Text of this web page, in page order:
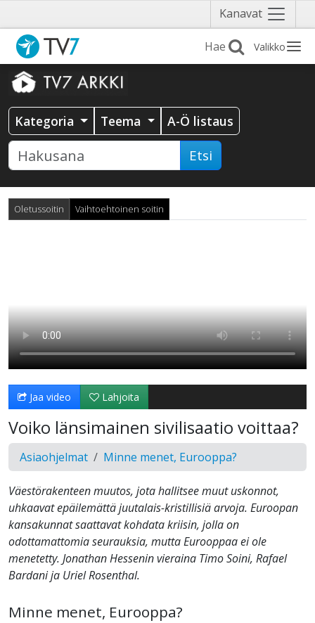
Kanavat Näytä
valikko
Valikko
Kategoria Teema A-Ö listaus
Etsi
Oletussoitin Vaihtoehtoinen soitin
Jaa video Lahjoita
Voiko länsimainen sivilisaatio voittaa?
Asiaohjelmat Minne menet, Eurooppa?
Väestörakenteen muutos, jota hallitsee muut uskonnot,
uhkaavat epäilemättä juutalais-kristillisiä arvoja. Euroopan
kansakunnat saattavat kohdata kriisin, jolla on
odottamattomia seurauksia, mutta Eurooppaa ei ole
menetetty. Jonathan Hessenin vieraina Timo Soini, Rafael
Bardani ja Uriel Rosenthal.
Minne menet, Eurooppa?